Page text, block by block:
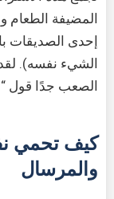
المضيفة الطعام
إحدى الصديقات
الشيء نفسه).
الصعب جدًا قول
كيف تحمي
والمرسال